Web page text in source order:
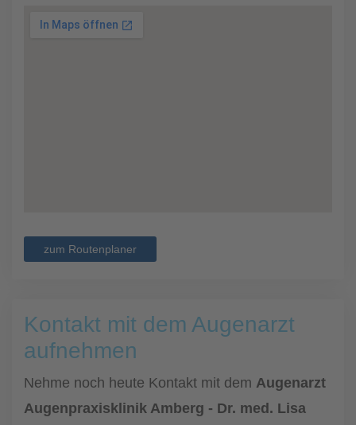
zum Routenplaner
Kontakt mit dem Augenarzt
aufnehmen
Nehme noch heute Kontakt mit dem Augenarzt
Augenpraxisklinik Amberg - Dr. med. Lisa